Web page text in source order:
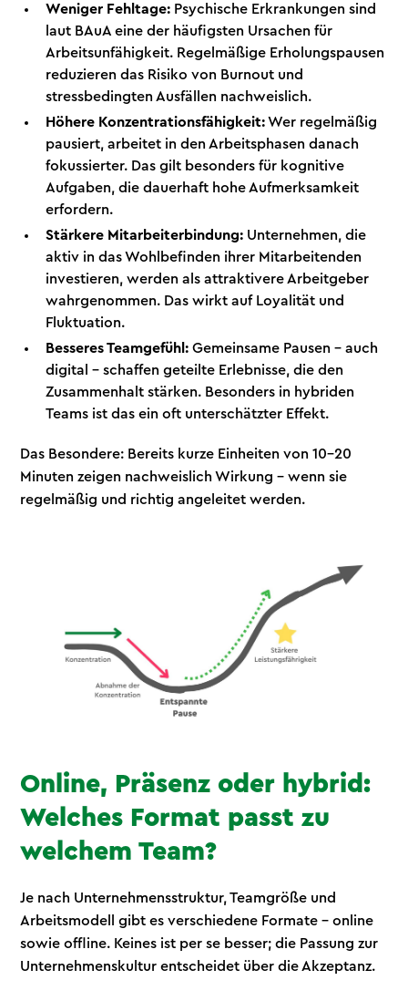
Weniger Fehltage: Psychische Erkrankungen sind
laut BAuA eine der häufigsten Ursachen für
Arbeitsunfähigkeit. Regelmäßige Erholungspausen
reduzieren das Risiko von Burnout und
stressbedingten Ausfällen nachweislich.
Höhere Konzentrationsfähigkeit:Wer regelmäßig
pausiert, arbeitet in den Arbeitsphasen danach
fokussierter. Das gilt besonders für kognitive
Aufgaben, die dauerhaft hohe Aufmerksamkeit
erfordern.
Stärkere Mitarbeiterbindung: Unternehmen, die
aktiv in das Wohlbefinden ihrer Mitarbeitenden
investieren, werden als attraktivere Arbeitgeber
wahrgenommen. Das wirkt auf Loyalität und
Fluktuation.
Besseres Teamgefühl: Gemeinsame Pausen – auch
digital – schaffen geteilte Erlebnisse, die den
Zusammenhalt stärken. Besonders in hybriden
Teams ist das ein oft unterschätzter Effekt.
Das Besondere: Bereits kurze Einheiten von 10-20
Minuten zeigen nachweislich Wirkung - wenn sie
regelmäßig und richtig angeleitet werden.
Online, Präsenz oder hybrid:
Welches Format passt zu
welchem Team?
Je nach Unternehmensstruktur, Teamgröße und
Arbeitsmodell gibt es verschiedene Formate - online
sowie offline. Keines ist per se besser; die Passung zur
Unternehmenskultur entscheidet über die Akzeptanz.